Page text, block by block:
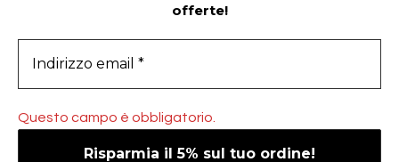
offerte!
Questo campo è obbligatorio.